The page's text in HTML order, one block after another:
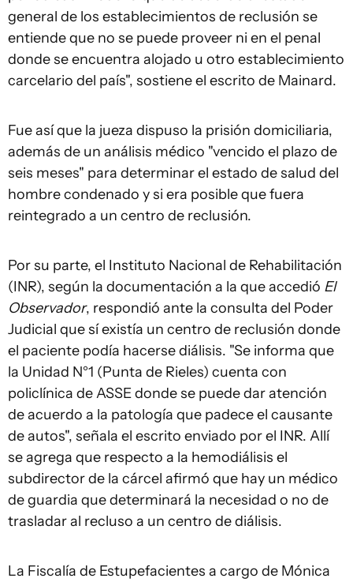
general de los establecimientos de reclusión se
entiende que no se puede proveer ni en el penal
donde se encuentra alojado u otro establecimiento
carcelario del país", sostiene el escrito de Mainard.
Fue así que la jueza dispuso la prisión domiciliaria,
además de un análisis médico "vencido el plazo de
seis meses" para determinar el estado de salud del
hombre condenado y si era posible que fuera
reintegrado a un centro de reclusión.
Por su parte, el Instituto Nacional de Rehabilitación
(INR), según la documentación a la que accedió El
Observador, respondió ante la consulta del Poder
Judicial que sí existía un centro de reclusión donde
el paciente podía hacerse diálisis. "Se informa que
la Unidad N°1 (Punta de Rieles) cuenta con
policlínica de ASSE donde se puede dar atención
de acuerdo a la patología que padece el causante
de autos", señala el escrito enviado por el INR. Allí
se agrega que respecto a la hemodiálisis el
subdirector de la cárcel afirmó que hay un médico
de guardia que determinará la necesidad o no de
trasladar al recluso a un centro de diálisis.
La Fiscalía de Estupefacientes a cargo de Mónica